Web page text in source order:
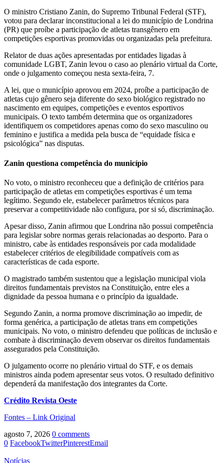
O ministro Cristiano Zanin, do Supremo Tribunal Federal (STF),
votou para declarar inconstitucional a lei do município de Londrina
(PR) que proíbe a participação de atletas transgênero em
competições esportivas promovidas ou organizadas pela prefeitura.
Relator de duas ações apresentadas por entidades ligadas à
comunidade LGBT, Zanin levou o caso ao plenário virtual da Corte,
onde o julgamento começou nesta sexta-feira, 7.
A lei, que o município aprovou em 2024, proíbe a participação de
atletas cujo gênero seja diferente do sexo biológico registrado no
nascimento em equipes, competições e eventos esportivos
municipais. O texto também determina que os organizadores
identifiquem os competidores apenas como do sexo masculino ou
feminino e justifica a medida pela busca de “equidade física e
psicológica” nas disputas.
Zanin questiona competência do município
No voto, o ministro reconheceu que a definição de critérios para
participação de atletas em competições esportivas é um tema
legítimo. Segundo ele, estabelecer parâmetros técnicos para
preservar a competitividade não configura, por si só, discriminação.
Apesar disso, Zanin afirmou que Londrina não possui competência
para legislar sobre normas gerais relacionadas ao desporto. Para o
ministro, cabe às entidades responsáveis por cada modalidade
estabelecer critérios de elegibilidade compatíveis com as
características de cada esporte.
O magistrado também sustentou que a legislação municipal viola
direitos fundamentais previstos na Constituição, entre eles a
dignidade da pessoa humana e o princípio da igualdade.
Segundo Zanin, a norma promove discriminação ao impedir, de
forma genérica, a participação de atletas trans em competições
municipais. No voto, o ministro defendeu que políticas de inclusão e
combate à discriminação devem observar os direitos fundamentais
assegurados pela Constituição.
O julgamento ocorre no plenário virtual do STF, e os demais
ministros ainda podem apresentar seus votos. O resultado definitivo
dependerá da manifestação dos integrantes da Corte.
Crédito Revista Oeste
Fontes – Link Original
agosto 7, 2026 0 comments
0 FacebookTwitterPinterestEmail
Notícias